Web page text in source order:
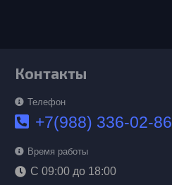
Контакты
Телефон
+7(988) 336-02-86
Время работы
С 09:00 до 18:00